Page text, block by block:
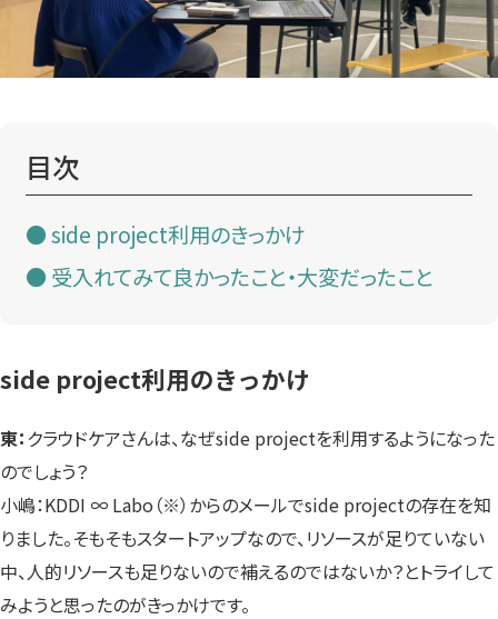
目次
side project利用のきっかけ
受入れてみて良かったこと・大変だったこと
side project利用のきっかけ
東： クラウドケアさんは、なぜside projectを利用するようになった
のでしょう？
小嶋：KDDI ∞ Labo（※）からのメールでside projectの存在を知
りました。そもそもスタートアップなので、リソースが足りていない
中、人的リソースも足りないので補えるのではないか？とトライして
みようと思ったのがきっかけです。